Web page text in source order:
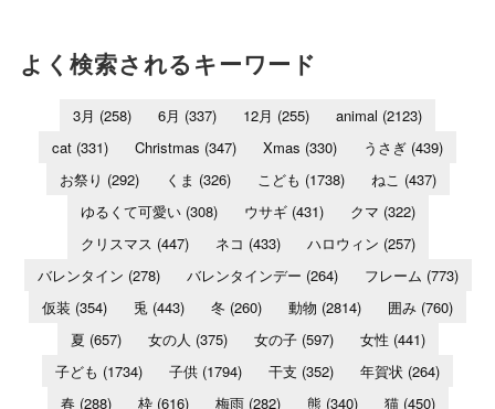
よく検索されるキーワード
3月 (258) 6月 (337) 12月 (255) animal (2123)
cat (331) Christmas (347) Xmas (330) うさぎ (439)
お祭り (292) くま (326) こども (1738) ねこ (437)
ゆるくて可愛い(308) ウサギ(431) クマ (322)
クリスマス (447) ネコ (433) ハロウィン (257)
バレンタイン (278) バレンタインデー (264) フレーム (773)
仮装 (354) 兎 (443) 冬 (260) 動物 (2814) 囲み (760)
夏 (657) 女の人 (375) 女の子(597) 女性 (441)
子ども (1734) 子供 (1794) 干支 (352) 年賀状 (264)
春(288) 枠(616) 梅雨(282) 熊 (340) 猫(450)